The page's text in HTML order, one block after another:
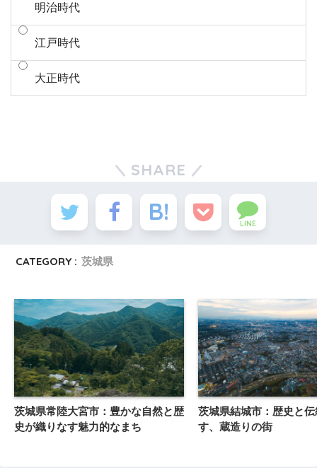
明治時代
江戸時代
大正時代
SHARE
LINE
CATEGORY : 茨城県
茨城県常陸大宮市：豊かな自然と歴
史が織りなす魅力的なまち
茨城県結城市：歴史と
す、蔵造りの街